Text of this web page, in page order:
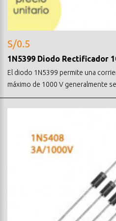
S/0.5
1N5399 Diodo Rectificador
El diodo 1N5399 permite una
máximo de 1000 V generalmente